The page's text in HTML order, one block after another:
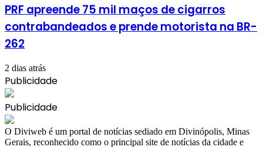
PRF apreende 75 mil maços de cigarros
contrabandeados e prende motorista na BR-
262
2 dias atrás
Publicidade
Publicidade
​O Diviweb é um portal de notícias sediado em Divinópolis, Minas
Gerais, reconhecido como o principal site de notícias da cidade e